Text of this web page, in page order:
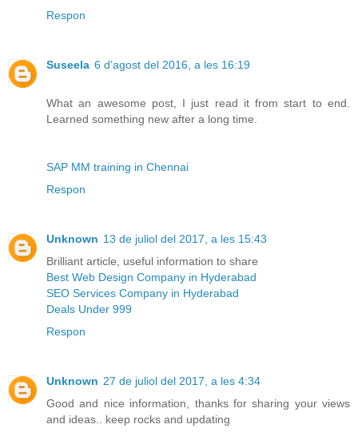
Respon
Suseela 6 d’agost del 2016, a les 16:19
What an awesome post, I just read it from start to end.
Learned something new after a long time.
SAP MM training in Chennai
Respon
Unknown 13 de juliol del 2017, a les 15:43
Brilliant article, useful information to share
Best Web Design Company in Hyderabad
SEO Services Company in Hyderabad
Deals Under 999
Respon
Unknown 27 de juliol del 2017, a les 4:34
Good and nice information, thanks for sharing your views
and ideas.. keep rocks and updating